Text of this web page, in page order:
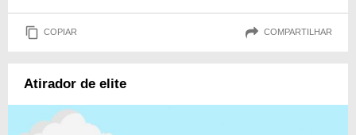
COPIAR COMPARTILHAR
Atirador de elite